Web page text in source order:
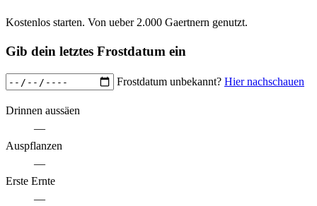
Kostenlos starten. Von ueber 2.000 Gaertnern genutzt.
Gib dein letztes Frostdatum ein
Frostdatum unbekannt? Hier nachschauen
Drinnen aussäen
—
Auspflanzen
—
Erste Ernte
—